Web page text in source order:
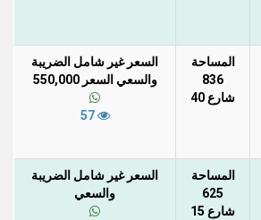
المساحة
836
شارع 40
السعر غير شامل الضريبة
والسعي السعر 550,000
57
المساحة
625
شارع 15
السعر غير شامل الضريبة
والسعي